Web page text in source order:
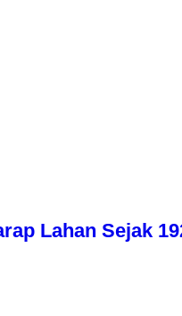
Lahan Sejak